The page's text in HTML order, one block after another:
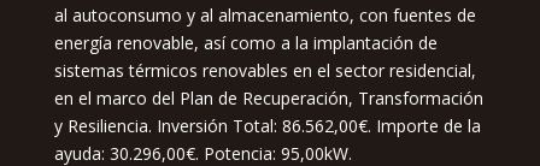
al autoconsumo y al almacenamiento, con fuentes de
energía renovable, así como a la implantación de
sistemas térmicos renovables en el sector residencial,
en el marco del Plan de Recuperación, Transformación
y Resiliencia. Inversión Total: 86.562,00€. Importe de la
ayuda: 30.296,00€. Potencia: 95,00kW.